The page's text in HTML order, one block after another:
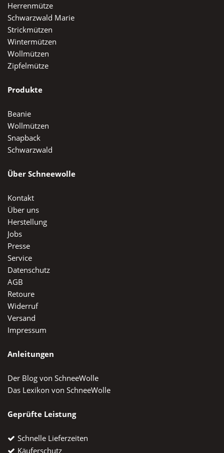
Herrenmütze
Schwarzwald Marie
Strickmützen
Wintermützen
Wollmützen
Zipfelmütze
Produkte
Beanie
Wollmützen
Snapback
Schwarzwald
Über Schneewolle
Kontakt
Über uns
Herstellung
Jobs
Presse
Service
Datenschutz
AGB
Retoure
Widerruf
Versand
Impressum
Anleitungen
Der Blog von SchneeWolle
Das Lexikon von SchneeWolle
Geprüfte Leistung
Schnelle Lieferzeiten
Käuferschutz